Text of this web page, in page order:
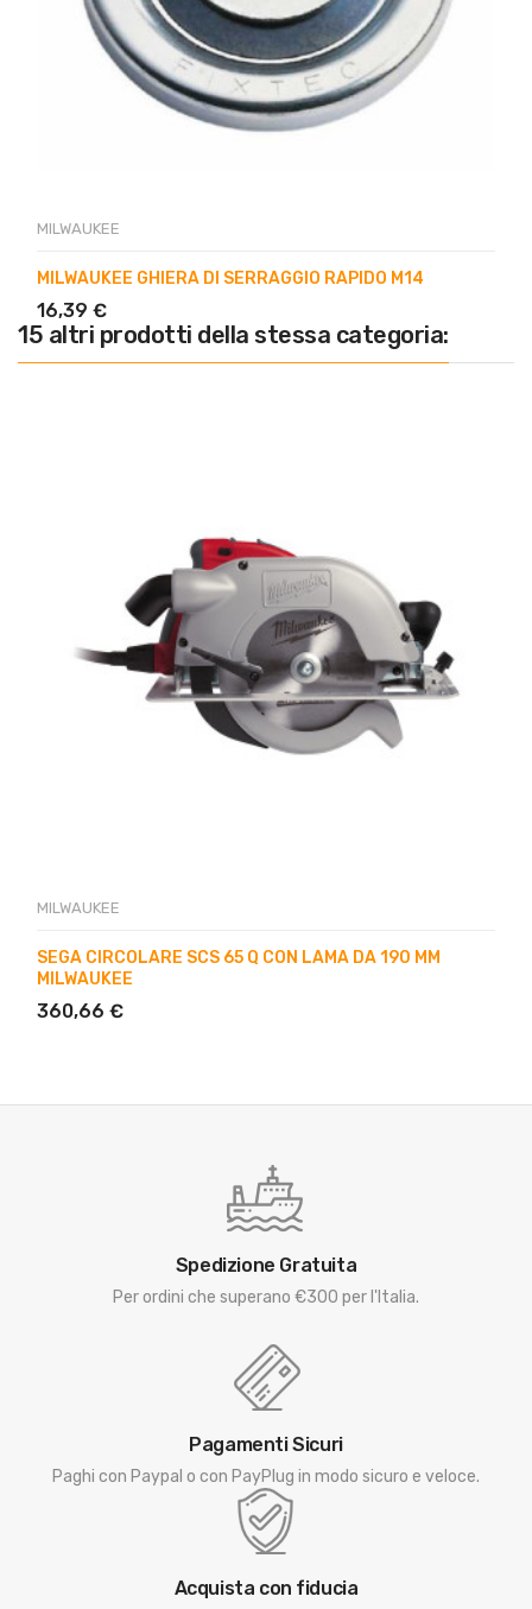
MILWAUKEE
MILWAUKEE GHIERA DI SERRAGGIO RAPIDO M14
16,39 €
15 altri prodotti della stessa categoria:
MILWAUKEE
SEGA CIRCOLARE SCS 65 Q CON LAMA DA 190 MM
MILWAUKEE
360,66 €
Spedizione Gratuita
Per ordini che superano €300 per l'Italia.
Pagamenti Sicuri
Paghi con Paypal o con PayPlug in modo sicuro e veloce.
Acquista con fiducia